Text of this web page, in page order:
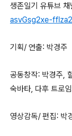
생존일기 유튜브 채
asvGsg2xe-
기획/ 연출: 박경주
공동창작: 박경주,
숙바타, 다후 트로
영상감독/ 편집: 박